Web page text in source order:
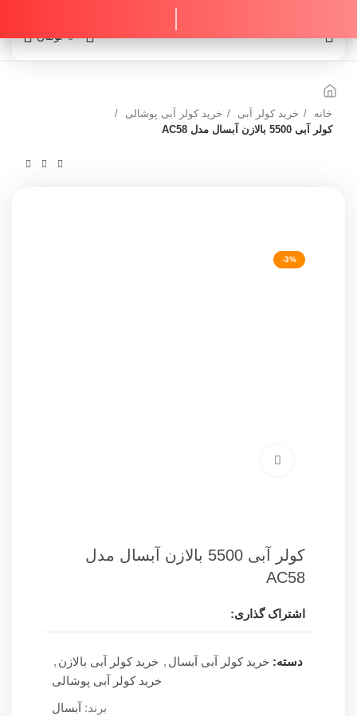
تومان 0
خانه خرید کولر آبی
خرید کولر آبی پوشالی
کولر آبی 5500 بالازن آبسال مدل AC58
-3%
کولر آبی 5500 بالازن آبسال مدل
AC58
اشتراک گذاری:
دسته: خرید کولر آبی آبسال , خرید کولر آبی بالازن ,
خرید کولر آبی پوشالی
برند: آبسال